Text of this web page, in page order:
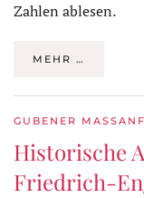
Zahlen ablesen.
MEHR …
GUBENER
Historische
Friedrich-